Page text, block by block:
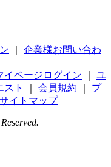
企業様お問い合わ
イページログイン
ユ
スト 会員規約
プ
サイトマップ